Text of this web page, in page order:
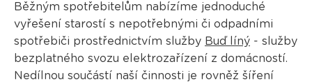
Běžným spotřebitelům nabízíme jednoduché
vyřešení starostí s nepotřebnými či odpadními
spotřebiči prostřednictvím služby Buď líný- služby
bezplatného svozu elektrozařízení z domácností.
Nedílnou součástí naší činnosti je rovněž šíření